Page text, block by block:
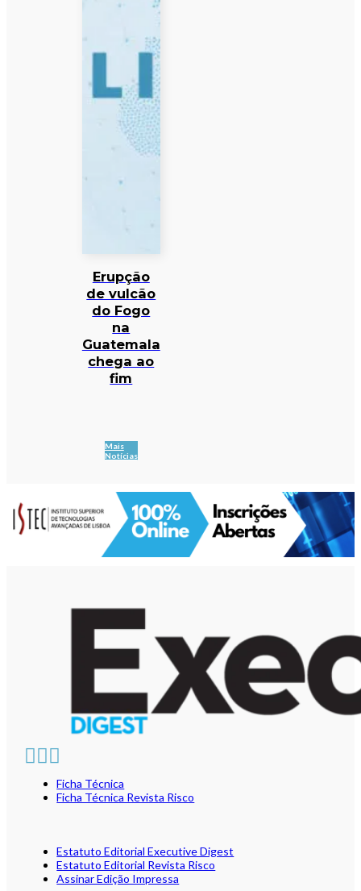
Erupção
de vulcão
do Fogo
na
Guatemala
chega ao
fim
Mais
Notícias
Ficha Técnica
Ficha Técnica Revista Risco
Estatuto Editorial Executive Digest
Estatuto Editorial Revista Risco
Assinar Edição Impressa